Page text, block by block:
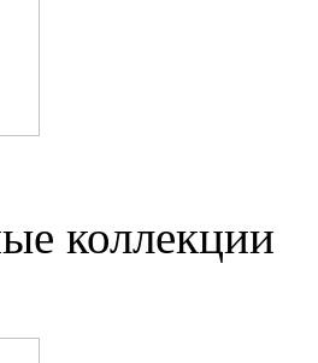
коллекции